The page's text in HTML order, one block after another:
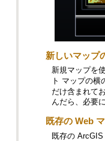
新しいマップ
新規マップを
ト マップの横
んだら、必要
既存の Web
既存の